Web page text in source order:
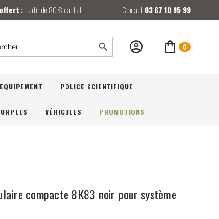
à partir de 80 € d’achat Contact 03 67 10 95 99
0
EQUIPEMENT POLICE SCIENTIFIQUE
VÉHICULES PROMOTIONS
compacte 8K83 noir pour système